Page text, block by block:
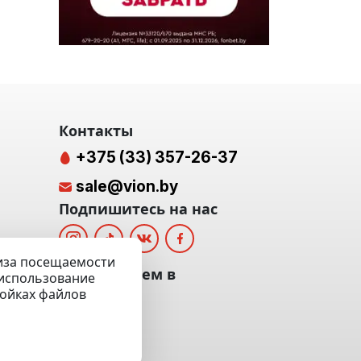
посещаемости
файлов
Контакты
+375 (33) 357-26-37
sale@vion.by
Подпишитесь на нас
Мы отвечаем в